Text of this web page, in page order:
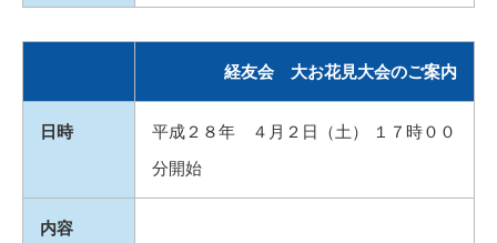
経友会 大お花見大会のご案内
日時
平成２８年 ４月２日（土） １７時００
分開始
内容